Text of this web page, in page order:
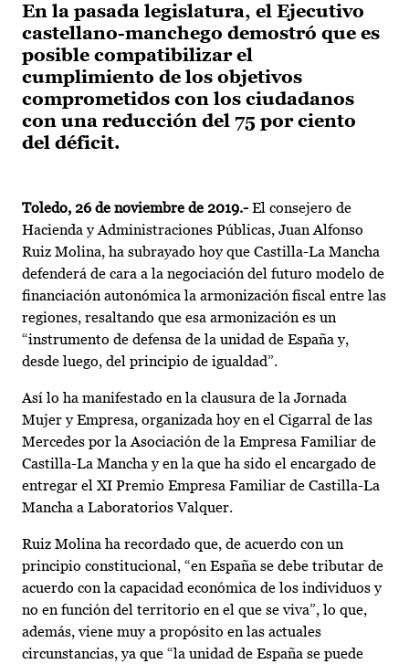
En la pasada legislatura, el Ejecutivo
castellano-manchego demostró que es
posible compatibilizar el
cumplimiento de los objetivos
comprometidos con los ciudadanos
con una reducción del 75 por ciento
del déficit.
Toledo, 26 de noviembre de 2019.- El consejero de
Hacienda y Administraciones Públicas, Juan Alfonso
Ruiz Molina, ha subrayado hoy que Castilla-La Mancha
defenderá de cara a la negociación del futuro modelo de
financiación autonómica la armonización fiscal entre las
regiones, resaltando que esa armonización es un
“instrumento de defensa de la unidad de España y,
desde luego, del principio de igualdad”.
Así lo ha manifestado en la clausura de la Jornada
Mujer y Empresa, organizada hoy en el Cigarral de las
Mercedes por la Asociación de la Empresa Familiar de
Castilla-La Mancha y en la que ha sido el encargado de
entregar el XI Premio Empresa Familiar de Castilla-La
Mancha a Laboratorios Valquer.
Ruiz Molina ha recordado que, de acuerdo con un
principio constitucional, “en España se debe tributar de
acuerdo con la capacidad económica de los individuos y
no en función del territorio en el que se viva”, lo que,
además, viene muy a propósito en las actuales
circunstancias, ya que “la unidad de España se puede